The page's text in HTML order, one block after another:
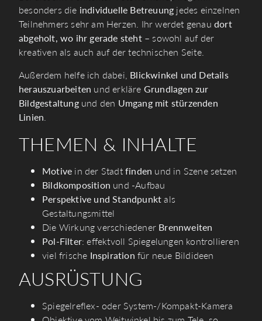
besonders die individuelle Betreuung jedes einzelnen
Teilnehmers sehr am Herzen. Ihr werdet genau dort
abgeholt, wo ihr gerade steht– sowohl auf der
kreativen als auch auf der technischen Seite.
Außerdem helfe ich dabei​​,​​ Blickwinkel und Details
herauszuarbeiten und erkläre Grundlagen zur
Bildgestaltungund den Umgang mit stürzenden
Linien
THEMEN & INHALTE
Motive in der Stadtfinden und in Szene setzen
Bildkomposition und -Aufbau
Perspektive und Standpunktals
Gestaltungsmittel
Die Wirkung verschiedener Brennweiten
Pol-Filter: effektvoll Spiegelungen kontrollieren
viel frische Inspirationfür neue Bildideen
AUSRÜSTUNG
Spiegelreflex- oder System-/Kompakt-Kamera